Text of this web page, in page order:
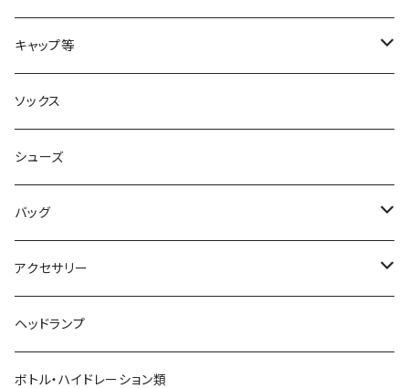
acu Products
AILEY
AKIV
ALTRA
aroma vera
AZUMA BAG
BANANA GO
トップス
ボトムス
キャップ等
キャップ・ハット
ヘッドバンド
ソックス
シューズ
バッグ
バックパック
ショルダーバッグ
トートバッグ
アクセサリー
サングラス
てぬぐい
ヘッドランプ
ボトル・ハイドレーション類